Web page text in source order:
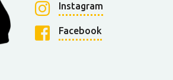
Instagram
Facebook